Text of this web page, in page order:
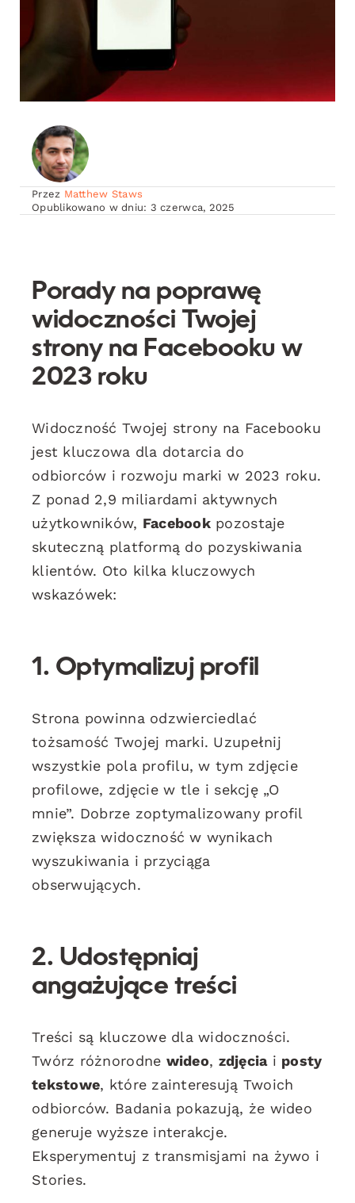
Przez Matthew Staws
Opublikowano w dniu: 3 czerwca, 2025
Porady na poprawę
widoczności Twojej
strony na Facebooku w
2023 roku
Widoczność Twojej strony na Facebooku
jest kluczowa dla dotarcia do
odbiorców i rozwoju marki w 2023 roku.
Z ponad 2,9 miliardami aktywnych
użytkowników, Facebookpozostaje
skuteczną platformą do pozyskiwania
klientów. Oto kilka kluczowych
wskazówek:
1. Optymalizuj profil
Strona powinna odzwierciedlać
tożsamość Twojej marki. Uzupełnij
wszystkie pola profilu, w tym zdjęcie
profilowe, zdjęcie w tle i sekcję „O
mnie”. Dobrze zoptymalizowany profil
zwiększa widoczność w wynikach
wyszukiwania i przyciąga
obserwujących.
2. Udostępniaj
angażujące treści
Treści są kluczowe dla widoczności.
Twórz różnorodne wideo, zdjęciai posty
tekstowe, które zainteresują Twoich
odbiorców. Badania pokazują, że wideo
generuje wyższe interakcje.
Eksperymentuj z transmisjami na żywo i
Stories.